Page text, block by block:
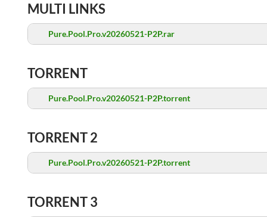
MULTI LINKS
Pure.Pool.Pro.v20260521-P2P.rar
TORRENT
Pure.Pool.Pro.v20260521-P2P.torrent
TORRENT 2
Pure.Pool.Pro.v20260521-P2P.torrent
TORRENT 3